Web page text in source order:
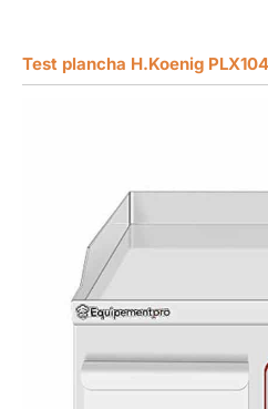
Test plancha H.Koenig